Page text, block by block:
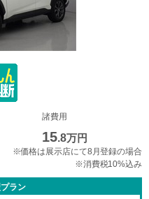
諸費用
15.8万円
※価格は展示店にて8月登録の場合
※消費税10%込み
ラン